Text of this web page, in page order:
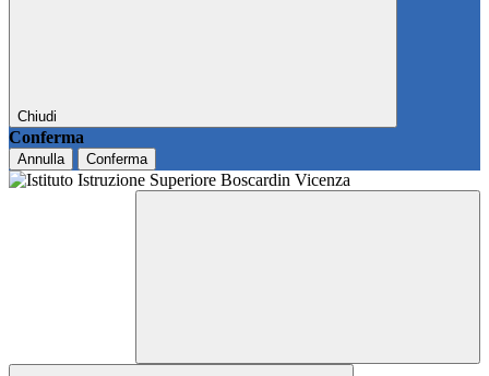
Chiudi
Conferma
Annulla Conferma